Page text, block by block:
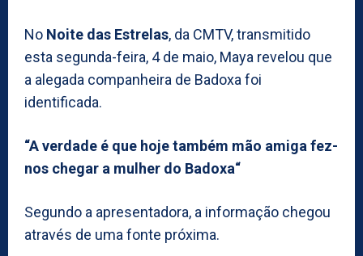
No Noite das Estrelas, da CMTV, transmitido
esta segunda-feira, 4 de maio, Maya revelou que
a alegada companheira de Badoxa foi
identificada.
“A verdade é que hoje também mão amiga fez-
nos chegar a mulher do Badoxa“
Segundo a apresentadora, a informação chegou
através de uma fonte próxima.